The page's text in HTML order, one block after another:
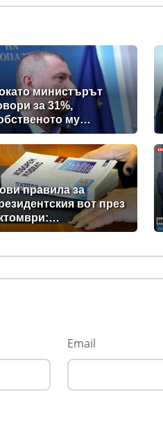
министърът
за 31%,
му
дружество е
58% - крадецът вика
крадеца
правила за
вот през
прие
Email